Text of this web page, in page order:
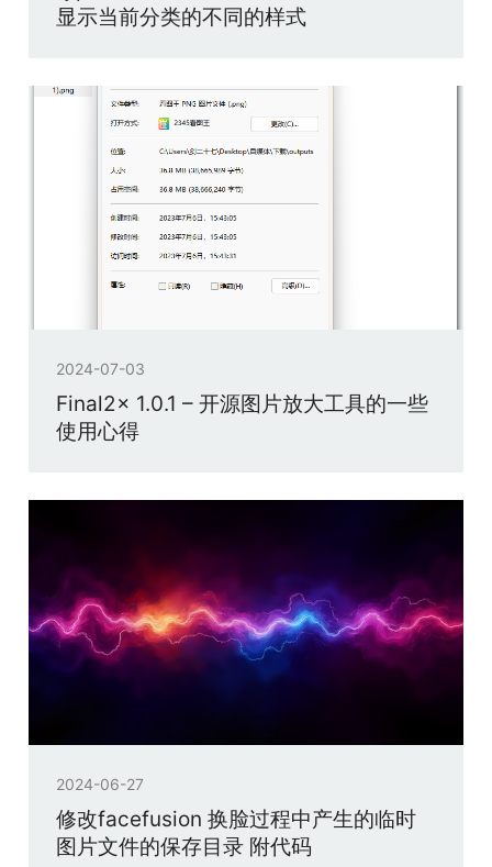
显示当前分类的不同的样式
2024-07-03
Final2x 1.0.1 – 开源图片放大工具的一些
使用心得
2024-06-27
修改facefusion 换脸过程中产生的临时
图片文件的保存目录 附代码